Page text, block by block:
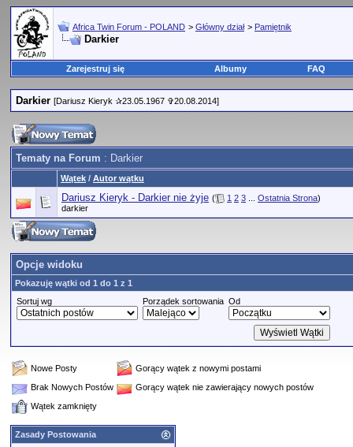
Africa Twin Forum - POLAND > Główny dział > Pamiętnik
Darkier
Zarejestruj się Albumy FAQ
Darkier [Dariusz Kieryk ✰23.05.1967 ✞20.08.2014]
Tematy na Forum : Darkier
Wątek / Autor wątku
Dariusz Kieryk - Darkier nie żyje ( 1 2 3 Ostatnia Strona)
darkier
Opcje widoku
Pokazuję wątki od 1 do 1 z 1
Sortuj wg
Porządek sortowania Od
Nowe Posty
Gorący wątek z nowymi postami
Brak Nowych Postów
Gorący wątek nie zawierający nowych postów
Wątek zamknięty
Zasady Postowania